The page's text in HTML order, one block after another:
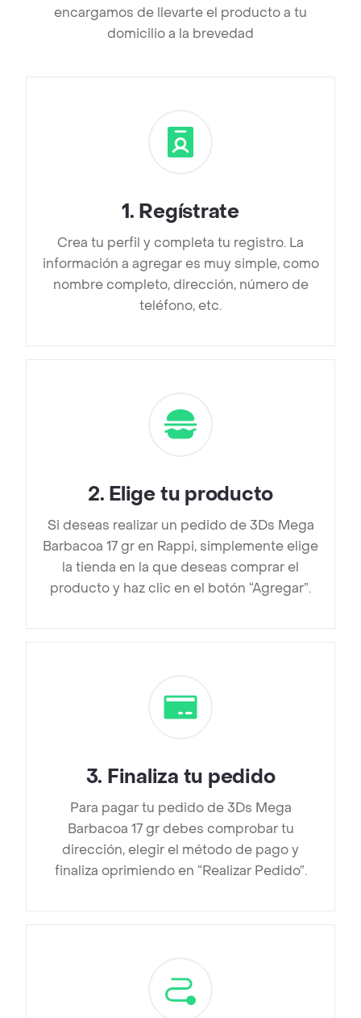
encargamos de llevarte el producto a tu
domicilio a la brevedad
1. Regístrate
Crea tu perfil y completa tu registro. La
información a agregar es muy simple, como
nombre completo, dirección, número de
teléfono, etc.
2. Elige tu producto
Si deseas realizar un pedido de 3Ds Mega
Barbacoa 17 gr en Rappi, simplemente elige
la tienda en la que deseas comprar el
producto y haz clic en el botón “Agregar”.
3. Finaliza tu pedido
Para pagar tu pedido de 3Ds Mega
Barbacoa 17 gr debes comprobar tu
dirección, elegir el método de pago y
finaliza oprimiendo en “Realizar Pedido”.